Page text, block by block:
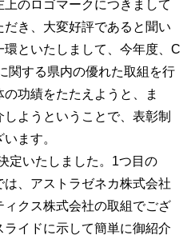
のロゴマークにつきまして
き、大変好評であると聞い
といたしまして、今年度、C
関する県内の優れた取組を行
功績をたたえようと、ま
ようということで、表彰制
ます。
定いたしました。1つ目の
は、アストラゼネカ株式会社
クス株式会社の取組でござ
イドに示して簡単に御紹介